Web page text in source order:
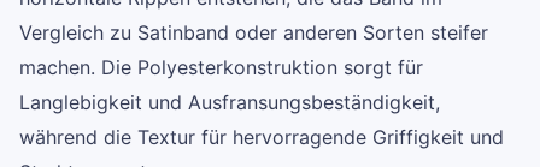
Vergleich zu Satinband oder anderen Sorten steifer
machen. Die Polyesterkonstruktion sorgt für
Langlebigkeit und Ausfransungsbeständigkeit,
während die Textur für hervorragende Griffigkeit und